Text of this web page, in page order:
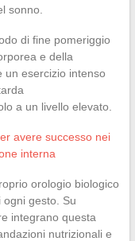
sonno.
di fine pomeriggio
e della
un esercizio intenso
a un livello elevato.
avere successo nei
interna
orologio biologico
gesto. Su
integrano questa
nutrizionali e